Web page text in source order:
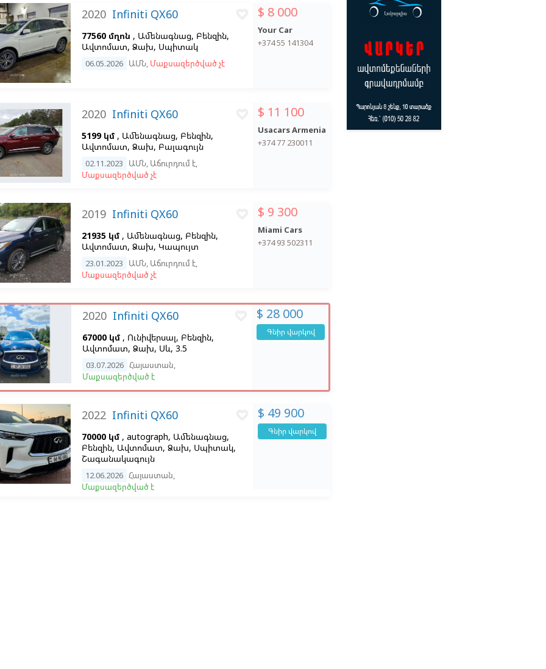
2020Infiniti QX60
77560 մղոն , Ամենագնաց, Բենզին,
Ավտոմատ, Ձախ, Սպիտակ
06.05.2026 ԱՄՆ, Մաքսազերծված չէ
favorite_border $ 8 000
Your Car
+374 55 141304
2020Infiniti QX60
5199 կմ , Ամենագնաց, Բենզին,
Ավտոմատ, Ձախ, Բալագույն
02.11.2023 ԱՄՆ, Աճուրդում է,
Մաքսազերծված չէ
favorite_border $ 11 100
Usacars Armenia
+374 77 230011
2019Infiniti QX60
21935 կմ , Ամենագնաց, Բենզին,
Ավտոմատ, Ձախ, Կապույտ
23.01.2023 ԱՄՆ, Աճուրդում է,
Մաքսազերծված չէ
favorite_border $ 9 300
Miami Cars
+374 93 502311
2020Infiniti QX60
67000 կմ , Ունիվերսալ, Բենզին,
Ավտոմատ, Ձախ, Սև, 3.5
03.07.2026 Հայաստան,
Մաքսազերծված է
favorite_border $ 28 000
Գնիր վարկով
2022Infiniti QX60
70000 կմ , autograph, Ամենագնաց,
Բենզին, Ավտոմատ, Ձախ, Սպիտակ,
Շագանակագույն
12.06.2026 Հայաստան,
Մաքսազերծված է
favorite_border $ 49 900
Գնիր վարկով